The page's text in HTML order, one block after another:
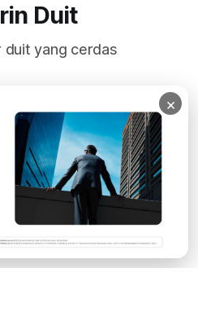
Duit
duit yang cerdas
Subscribe
×